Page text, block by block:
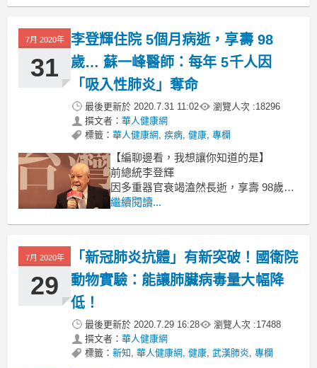
中國大陸更有學者指出，
7月 2020年
31
李登輝住院 5個月病逝，享壽 98
歲… 蘇一峰醫師：每年 5千人因
「吸入性肺炎」奪命
最後更新於 2020.7.31 11:02 瀏覽人次 :18296
撰文者： 華人健康網
標籤： 華人健康網, 疾病, 健康, 專欄
【編聊邊看，我想讓你知道的是】
前總統李登輝
因多重器官衰竭溘然長逝，享壽 98歲！
李登輝是在今年 2月 8日喝牛奶不慎嗆
歷經 5個多月以來在台北榮總醫院治
療，
繼續閱讀...
7月 2020年
29
「新冠肺炎抗體」有新突破！國衛院
動物實驗：能讓肺臟病毒量大幅降
低！
最後更新於 2020.7.29 16:28 瀏覽人次 :17488
撰文者： 華人健康網
標籤： 新知 , 華人健康網, 健康, 武漢肺炎, 專欄